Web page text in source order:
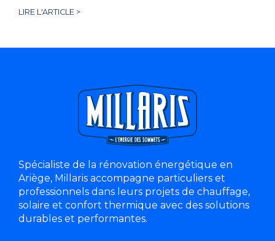
LIRE L'ARTICLE >
Spécialiste de la rénovation énergétique en
Ariège, Millaris accompagne particuliers et
professionnels dans leurs projets de chauffage,
solaire et confort thermique avec des solutions
durables et performantes.